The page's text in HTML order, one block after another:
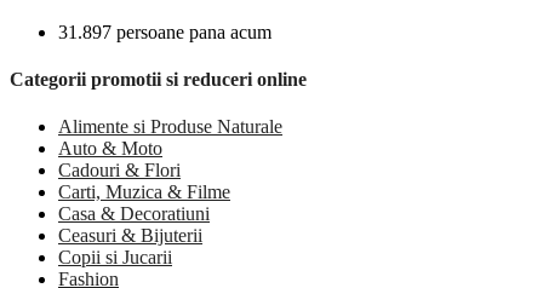
31.897 persoane pana acum
Categorii promotii si reduceri online
Alimente si Produse Naturale
Auto & Moto
Cadouri & Flori
Carti, Muzica & Filme
Casa & Decoratiuni
Ceasuri & Bijuterii
Copii si Jucarii
Fashion